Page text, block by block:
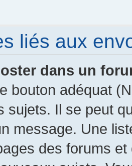
liés aux
dans un
bouton adéquat
sujets. Il se peut
message. Une
des forums